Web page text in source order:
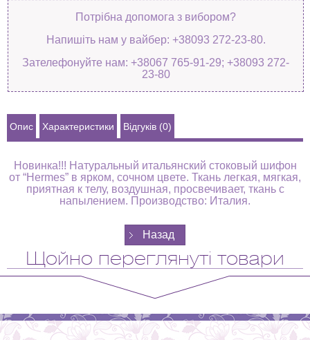
Потрібна допомога з вибором?
Напишіть нам у вайбер: +38093 272-23-80.
Зателефонуйте нам: +38067 765-91-29; +38093 272-
23-80
Опис Характеристики Відгуків (0)
Новинка!!! Натуральный итальянский стоковый шифон
от “Hermes” в ярком, сочном цвете. Ткань легкая, мягкая,
приятная к телу, воздушная, просвечивает, ткань с
напылением. Производство: Италия.
Щойно переглянуті товари